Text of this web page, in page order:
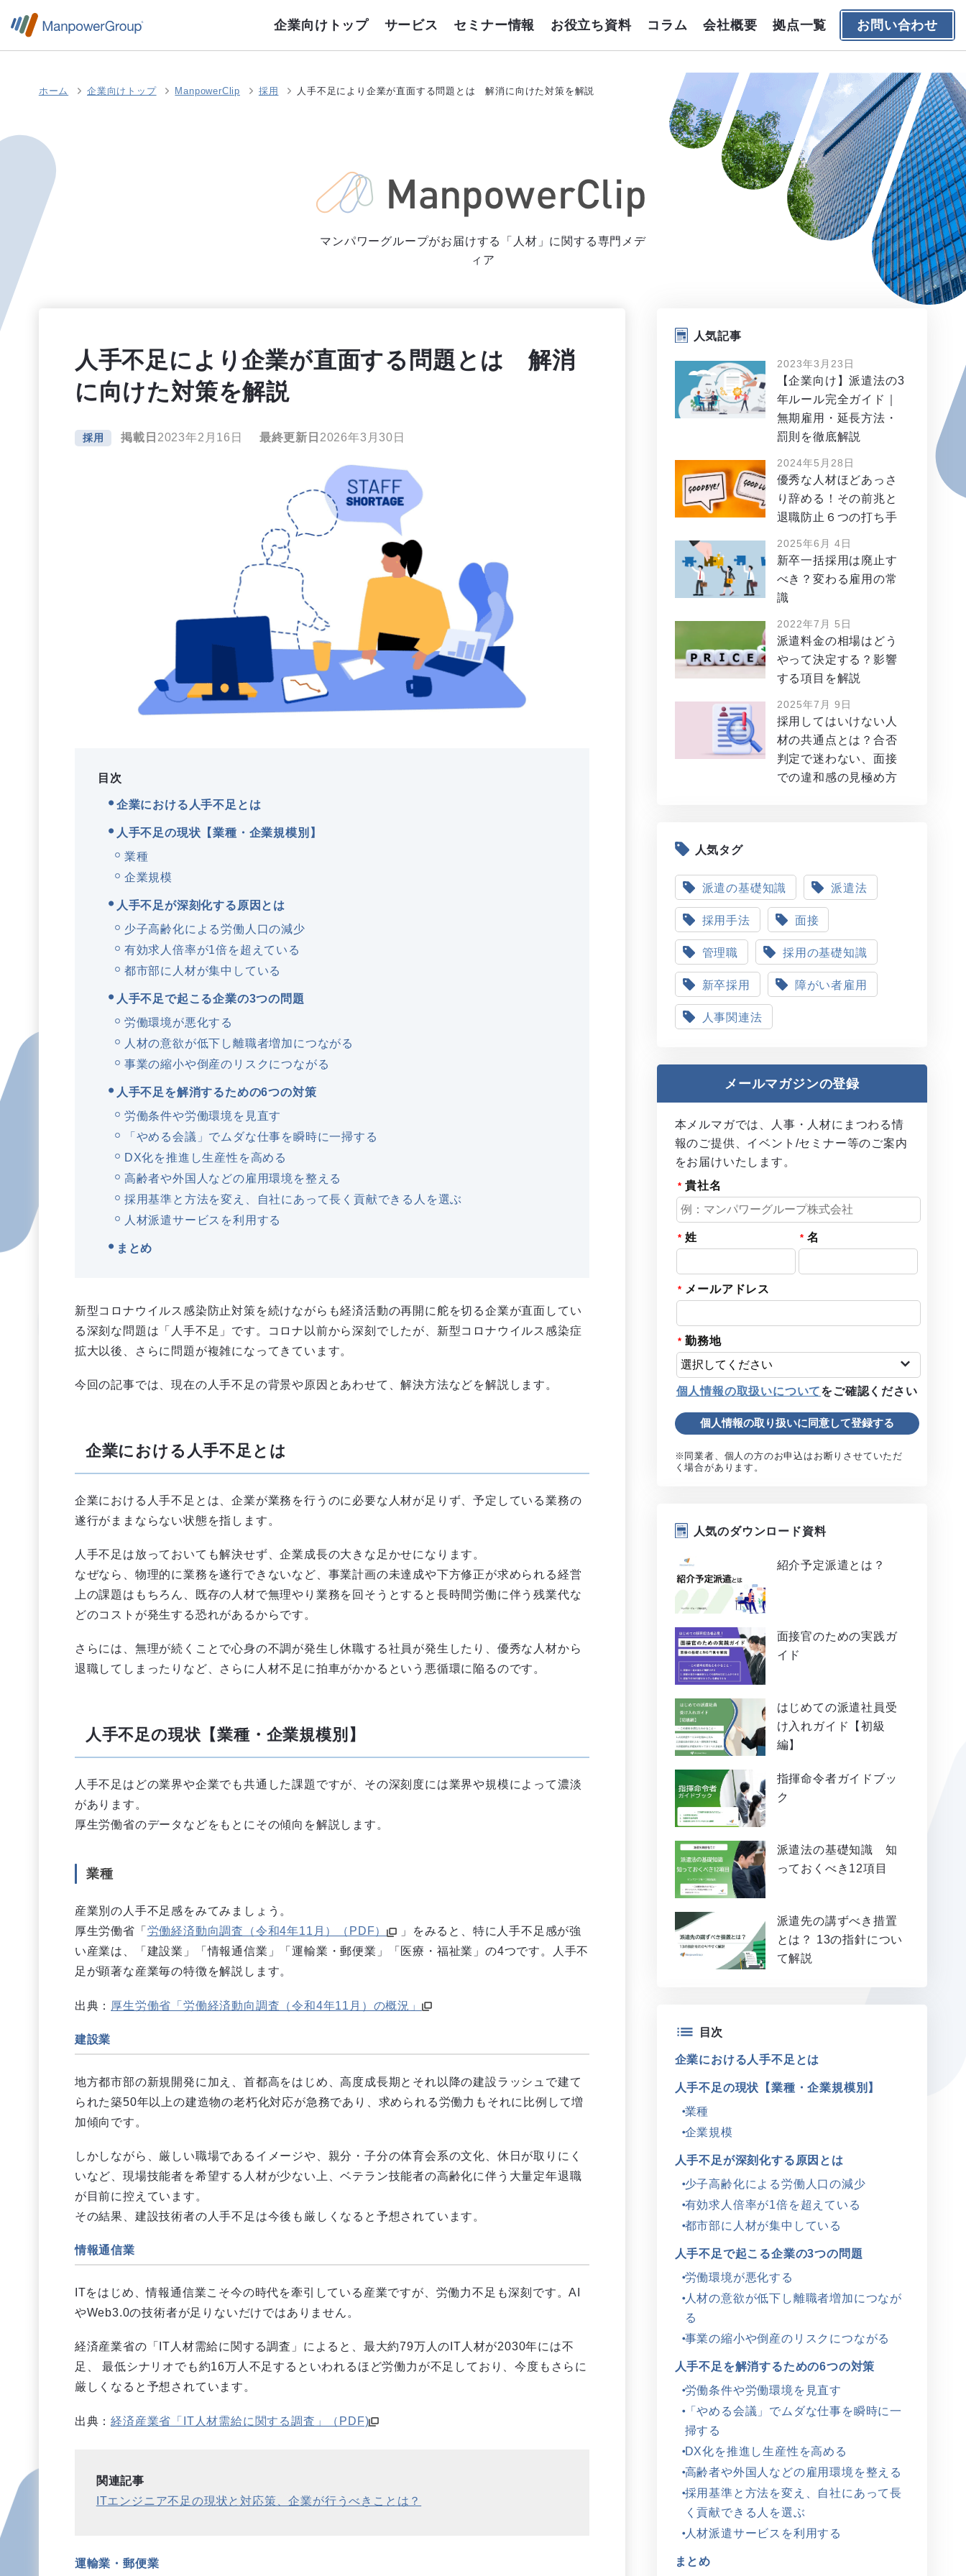
企業向けトップ サービス セミナー情報 お役立ち資料 コラム 会社概要 拠点一覧 お問い合わせ
ホーム 企業向けトップ ManpowerClip 採用 人手不足により企業が直面する問題とは 解消に向けた対策を解説
マンパワーグループがお届けする「人材」に関する専門メデ
ィア
人手不足により企業が直面する問題とは 解消
に向けた対策を解説
採用 掲載日 2023年2月16日 最終更新日 2026年3月30日
目次
企業における人手不足とは
人手不足の現状【業種・企業規模別】
業種
企業規模
人手不足が深刻化する原因とは
少子高齢化による労働人口の減少
有効求人倍率が1倍を超えている
都市部に人材が集中している
人手不足で起こる企業の3つの問題
労働環境が悪化する
人材の意欲が低下し離職者増加につながる
事業の縮小や倒産のリスクにつながる
人手不足を解消するための6つの対策
労働条件や労働環境を見直す
「やめる会議」でムダな仕事を瞬時に一掃する
DX化を推進し生産性を高める
高齢者や外国人などの雇用環境を整える
採用基準と方法を変え、自社にあって長く貢献できる人を選ぶ
人材派遣サービスを利用する
まとめ
新型コロナウイルス感染防止対策を続けながらも経済活動の再開に舵を切る企業が直面してい
る深刻な問題は「人手不足」です。コロナ以前から深刻でしたが、新型コロナウイルス感染症
拡大以後、さらに問題が複雑になってきています。
今回の記事では、現在の人手不足の背景や原因とあわせて、解決方法などを解説します。
企業における人手不足とは
企業における人手不足とは、企業が業務を行うのに必要な人材が足りず、予定している業務の
遂行がままならない状態を指します。
人手不足は放っておいても解決せず、企業成長の大きな足かせになります。
なぜなら、物理的に業務を遂行できないなど、事業計画の未達成や下方修正が求められる経営
上の課題はもちろん、既存の人材で無理やり業務を回そうとすると長時間労働に伴う残業代な
どのコストが発生する恐れがあるからです。
さらには、無理が続くことで心身の不調が発生し休職する社員が発生したり、優秀な人材から
退職してしまったりなど、さらに人材不足に拍車がかかるという悪循環に陥るのです。
人手不足の現状【業種・企業規模別】
人手不足はどの業界や企業でも共通した課題ですが、その深刻度には業界や規模によって濃淡
があります。
厚生労働省のデータなどをもとにその傾向を解説します。
業種
産業別の人手不足感をみてみましょう。
厚生労働省「 労働経済動向調査（令和4年11月）（PDF）
」をみると、特に人手不足感が強
い産業は、「建設業」「情報通信業」「運輸業・郵便業」「医療・福祉業」の4つです。人手不
足が顕著な産業毎の特徴を解説します。
出典： 厚生労働省「労働経済動向調査（令和4年11月）の概況」
建設業
地方都市部の新規開発に加え、首都高をはじめ、高度成長期とそれ以降の建設ラッシュで建て
られた築50年以上の建造物の老朽化対応が急務であり、求められる労働力もそれに比例して増
加傾向です。
しかしながら、厳しい職場であるイメージや、親分・子分の体育会系の文化、休日が取りにく
いなど、現場技能者を希望する人材が少ない上、ベテラン技能者の高齢化に伴う大量定年退職
が目前に控えています。
その結果、建設技術者の人手不足は今後も厳しくなると予想されています。
情報通信業
ITをはじめ、情報通信業こそ今の時代を牽引している産業ですが、労働力不足も深刻です。AI
やWeb3.0の技術者が足りないだけではありません。
経済産業省の「IT人材需給に関する調査」によると、最大約79万人のIT人材が2030年には不
足、 最低シナリオでも約16万人不足するといわれるほど労働力が不足しており、今度もさらに
厳しくなると予想されています。
出典：経済産業省「IT人材需給に関する調査」（PDF)
関連記事
ITエンジニア不足の現状と対応策、企業が行うべきことは？
運輸業・郵便業
人気記事
2023年3月23日
【企業向け】派遣法の3
年ルール完全ガイド｜
無期雇用・延長方法・
罰則を徹底解説
2024年5月28日
優秀な人材ほどあっさ
り辞める！その前兆と
退職防止６つの打ち手
2025年6月 4日
新卒一括採用は廃止す
べき？変わる雇用の常
識
2022年7月 5日
派遣料金の相場はどう
やって決定する？影響
する項目を解説
2025年7月 9日
採用してはいけない人
材の共通点とは？合否
判定で迷わない、面接
での違和感の見極め方
人気タグ
派遣の基礎知識 派遣法
採用手法 面接
管理職 採用の基礎知識
新卒採用 障がい者雇用
人事関連法
メールマガジンの登録
本メルマガでは、人事・人材にまつわる情
報のご提供、イベント/セミナー等のご案内
をお届けいたします。
貴社名
姓 名
メールアドレス
勤務地
個人情報の取扱いについてをご確認ください
※同業者、個人の方のお申込はお断りさせていただ
く場合があります。
人気のダウンロード資料
紹介予定派遣とは？
面接官のための実践ガ
イド
はじめての派遣社員受
け入れガイド【初級
編】
指揮命令者ガイドブッ
ク
派遣法の基礎知識 知
っておくべき12項目
派遣先の講ずべき措置
とは？ 13の指針につい
て解説
目次
企業における人手不足とは
人手不足の現状【業種・企業規模別】
業種
企業規模
人手不足が深刻化する原因とは
少子高齢化による労働人口の減少
有効求人倍率が1倍を超えている
都市部に人材が集中している
人手不足で起こる企業の3つの問題
労働環境が悪化する
人材の意欲が低下し離職者増加につなが
る
事業の縮小や倒産のリスクにつながる
人手不足を解消するための6つの対策
労働条件や労働環境を見直す
「やめる会議」でムダな仕事を瞬時に一
掃する
DX化を推進し生産性を高める
高齢者や外国人などの雇用環境を整える
採用基準と方法を変え、自社にあって長
く貢献できる人を選ぶ
人材派遣サービスを利用する
まとめ